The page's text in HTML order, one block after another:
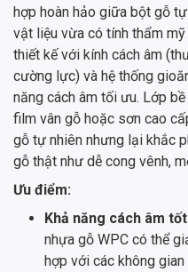
hợp hoàn hảo giữa bột gỗ
vật liệu vừa có tính thẩm
thiết kế với kính cách âm
cường lực) và hệ thống
năng cách âm tối ưu. Lớp
film vân gỗ hoặc sơn cao
gỗ tự nhiên nhưng lại khắc
gỗ thật như dễ cong vênh,
Ưu điểm:
Khả năng cách âm
nhựa gỗ WPC có thể
hợp với các không